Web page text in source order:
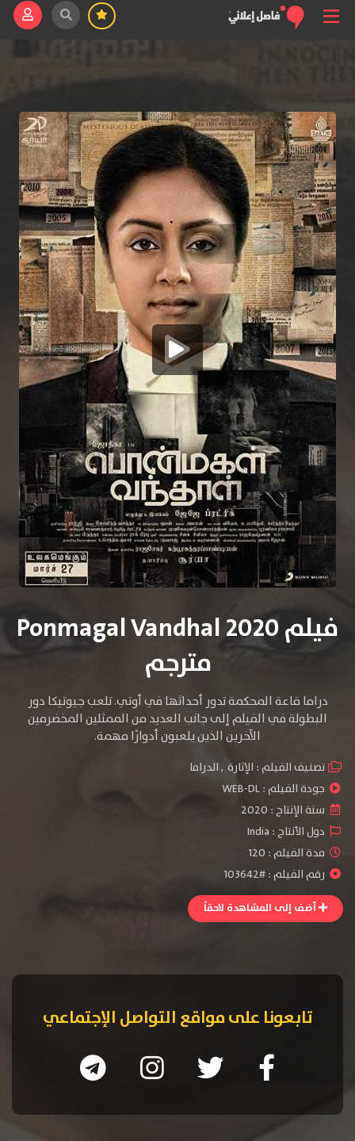
فيلم Ponmagal Vandhal 2020
مترجم
دراما قاعة المحكمة تدور أحداثها في أوتي. تلعب جيوتيكا دور
البطولة في الفيلم إلى جانب العديد من الممثلين المخضرمين
الآخرين الذين يلعبون أدوارًا مهمة.
تصنيف الفيلم : الإثارة ,الدراما
جودة الفيلم :WEB-DL
سنة الإنتاج : 2020
دول الأنتاج : India
مدة الفيلم : 120
رقم الفيلم : #103642
أضف إلى المشاهدة لاحقاً
تابعونا على مواقع التواصل الإجتماعي